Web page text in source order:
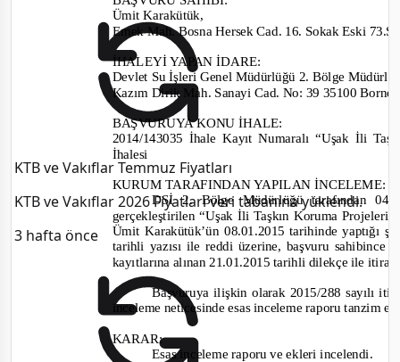
KTB ve Vakıflar Temmuz Fiyatları
KTB ve Vakıflar 2026 Fiyatları veri tabanına yüklendi.
3 hafta önce
Ümit Karakütük,
Emek Mah. Bosna Hersek Cad. 16. Sokak Eski
İHALEYİ YAPAN İDARE:
Devlet Su İşleri Genel Müdürlüğü 2. Bölge
Kazım Dirik Mah. Sanayi Cad. No: 39 35100
BAŞVURUYA KONU İHALE:
2014/143035İhale Kayıt Numaralı “Uşak İli
İhalesi
KURUM TARAFINDAN YAPILAN İNCELEME:
DSİ 2. Bölge Müdürlüğü tarafından
gerçekleştirilen “Uşak İli Taşkın Koruma Projeleri
Ümit Karakütük’ün08.01.2015tarihinde yaptığı
tarihli yazısı ile reddi üzerine, başvuru sahibince
kayıtlarına alınan 21.01.2015 tarihli dilekçe ile
Başvuruya ilişkin olarak 2015/288 sayılı
inceleme neticesinde esas inceleme raporu tanzim
KARAR:
Esas inceleme raporu ve ekleri incelendi.